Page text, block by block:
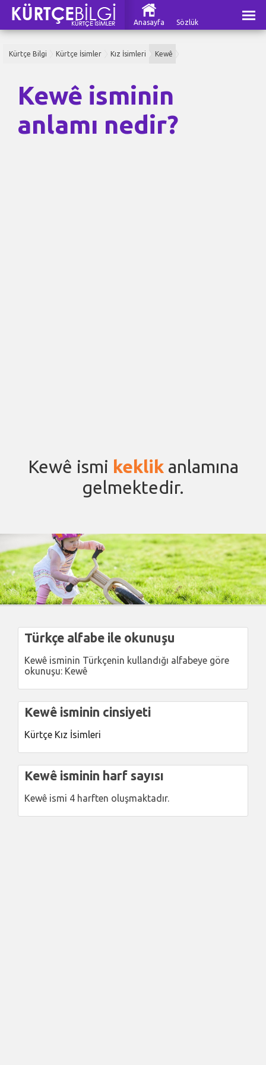
Anasayfa Sözlük
Kürtçe Bilgi Kürtçe İsimler Kız İsimleri Kewê
Kewê isminin
anlamı nedir?
Kewê ismi keklikanlamına
gelmektedir.
Türkçe alfabe ile okunuşu
Kewê isminin Türkçenin kullandığı alfabeye göre
okunuşu: Kewê
Kewê isminin cinsiyeti
Kürtçe Kız İsimleri
Kewê isminin harf sayısı
Kewê ismi 4 harften oluşmaktadır.